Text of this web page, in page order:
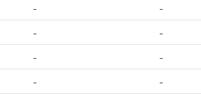
-
-
-
-
-
-
-
-